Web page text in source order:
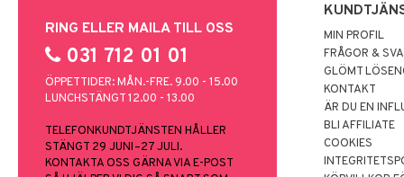
RING ELLER MAILA TILL OSS
031 712 01 01
ÖPPETTIDER: MÅN.-FRE. 9.00 - 15.00
LUNCHSTÄNGT 12.00 - 13.00
TELEFONKUNDTJÄNSTEN HÅLLER
STÄNGT 29 JUNI–27 JULI.
KONTAKTA OSS GÄRNA VIA E-POST
MIN PROFIL
FRÅGOR &
GLÖMT
KONTAKT
ÄR DU EN
BLI AFFILIATE
COOKIES